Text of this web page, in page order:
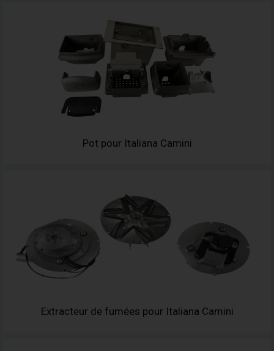
Pot pour Italiana Camini
Extracteur de fumées pour Italiana Camini